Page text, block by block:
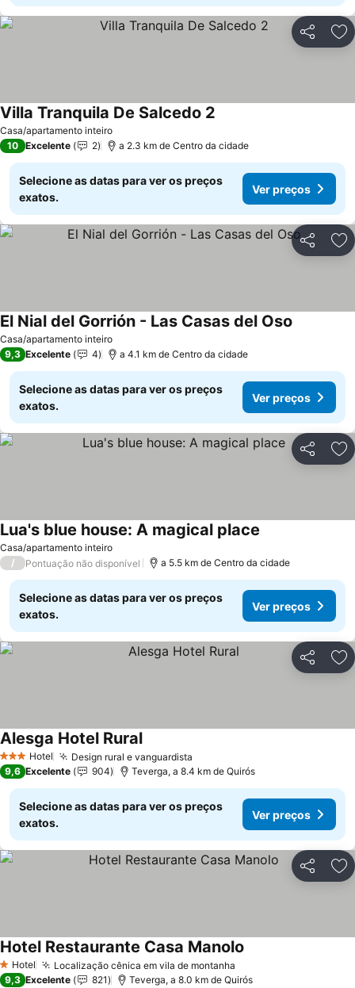
Partilhar
Casa/apartamento inteiro
Villa Tranquila De Salcedo 2
10 Excelente 2 a 2.3 km de Centro da cidade
Selecione as datas para ver os preços
exatos.
Ver preços
Partilhar
Casa/apartamento inteiro
El Nial del Gorrión - Las Casas del Oso
9,3 Excelente 4 a 4.1 km de Centro da cidade
Selecione as datas para ver os preços
exatos.
Ver preços
Partilhar
Casa/apartamento inteiro
Lua's blue house: A magical place
/ Pontuação não disponível a 5.5 km de Centro da cidade
Selecione as datas para ver os preços
exatos.
Ver preços
Partilhar
3 EstrelasHotel Design rural e vanguardista
Alesga Hotel RuralVer preços
9,6 Excelente 904 Teverga, a 8.4 km de Quirós
Selecione as datas para ver os preços
exatos.
Ver preços
Partilhar
1 Estrelas
Hotel Localização cênica em vila de montanha
Hotel Restaurante Casa Manolo
9,3 Excelente 821 Teverga, a 8.0 km de Quirós